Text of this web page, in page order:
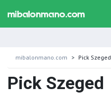
mibalonmano.com Pick Szeged
Pick Szeged